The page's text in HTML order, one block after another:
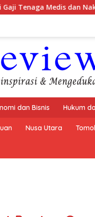
Nakes RSUD-ODSK,
dan Bisnis Hukum
Nusa Utara